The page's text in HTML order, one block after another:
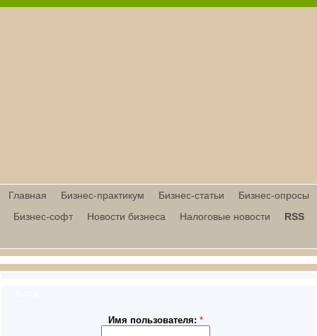
Главная Бизнес-практикум Бизнес-статьи
Бизнес-опросы
Бизнес-софт
Новости бизнеса Налоговые новости RSS
Имя пользователя:*